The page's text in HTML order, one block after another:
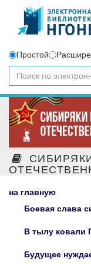
Простой
на главную
Боевая слава
В тылу ковали
Будущее